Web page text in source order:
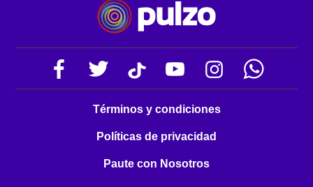
Términos y condiciones
Políticas de privacidad
Paute con Nosotros